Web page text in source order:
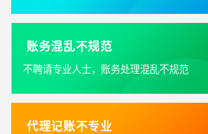
账务混乱不规范
不聘请专业人士，账务处理混乱不规范
代理记账不专业